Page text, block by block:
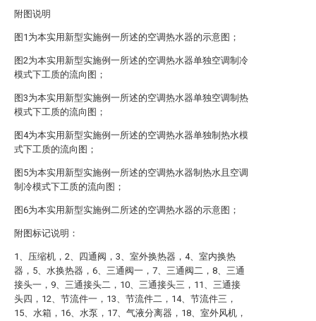
附图说明
图1为本实用新型实施例一所述的空调热水器的示意图；
图2为本实用新型实施例一所述的空调热水器单独空调制冷
模式下工质的流向图；
图3为本实用新型实施例一所述的空调热水器单独空调制热
模式下工质的流向图；
图4为本实用新型实施例一所述的空调热水器单独制热水模
式下工质的流向图；
图5为本实用新型实施例一所述的空调热水器制热水且空调
制冷模式下工质的流向图；
图6为本实用新型实施例二所述的空调热水器的示意图；
附图标记说明：
1、压缩机，2、四通阀，3、室外换热器，4、室内换热
器，5、水换热器，6、三通阀一，7、三通阀二，8、三通
接头一，9、三通接头二，10、三通接头三，11、三通接
头四，12、节流件一，13、节流件二，14、节流件三，
15、水箱，16、水泵，17、气液分离器，18、室外风机，